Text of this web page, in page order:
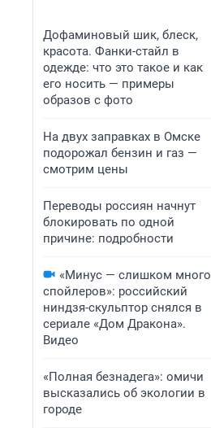
Дофаминовый шик, блеск,
красота. Фанки-стайл в
одежде: что это такое и как
его носить — примеры
образов с фото
На двух заправках в Омске
подорожал бензин и газ —
смотрим цены
Переводы россиян начнут
блокировать по одной
причине: подробности
«Минус — слишком много
спойлеров»: российский
ниндзя-скульптор снялся в
сериале «Дом Дракона».
Видео
«Полная безнадега»: омичи
высказались об экологии в
городе